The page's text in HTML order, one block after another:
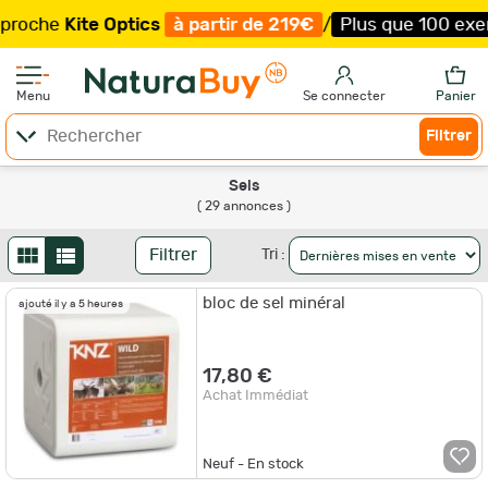
Optics à partir de 219€ / Plus que 100 exemplaires !
Menu Se connecter Panier
Filtrer
Sels
( 29 annonces )
Filtrer Tri :
ajouté il y a 5 heures bloc de sel minéral
17,80 €
Achat Immédiat
Neuf - En stock